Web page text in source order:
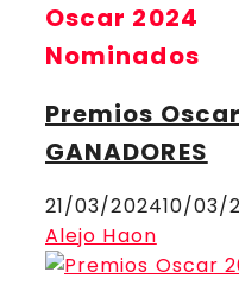
Oscar 2024
Nominados
Premios
GANADORES
21/03/202410/03/
Alejo Haon